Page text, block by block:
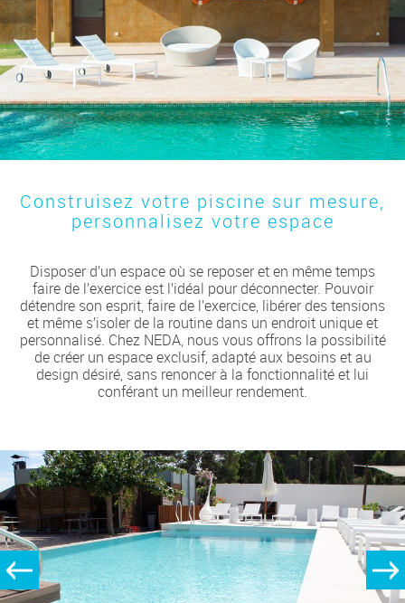
Construisez votre piscine sur mesure,
personnalisez votre espace
Disposer d’un espace où se reposer et en même temps
faire de l’exercice est l’idéal pour déconnecter. Pouvoir
détendre son esprit, faire de l’exercice, libérer des tensions
et même s’isoler de la routine dans un endroit unique et
personnalisé. Chez NEDA, nous vous offrons la possibilité
de créer un espace exclusif, adapté aux besoins et au
design désiré, sans renoncer à la fonctionnalité et lui
conférant un meilleur rendement.